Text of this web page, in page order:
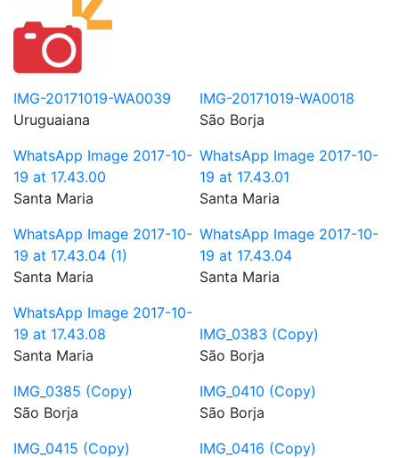
IMG-20171019-WA0039
Uruguaiana
IMG-20171019-WA0018
São Borja
WhatsApp Image 2017-10-
19 at 17.43.00
Santa Maria
WhatsApp Image 2017-10-
19 at 17.43.01
Santa Maria
WhatsApp Image 2017-10-
19 at 17.43.04 (1)
Santa Maria
WhatsApp Image 2017-10-
19 at 17.43.04
Santa Maria
WhatsApp Image 2017-10-
19 at 17.43.08
Santa Maria
IMG_0383 (Copy)
São Borja
IMG_0385 (Copy)
São Borja
IMG_0410 (Copy)
São Borja
IMG_0415 (Copy)
IMG_0416 (Copy)